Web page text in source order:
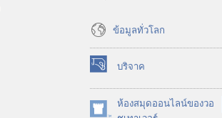
ข้อมูล​ทั่ว​โลก
บริจาค
(เปิด
หน้าต่าง
ใหม่)
ห้องสมุดออนไลน์ของวอ